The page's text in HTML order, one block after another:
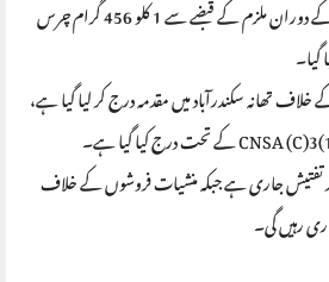
کے طور پر ہوئی ہے۔ کارروائی کے دوران ملزم کے قبضے سے 1 کلو 456 گرام چرس
تھانہ سکندرآباد میں مقدمہ درج کر لیا گیا ہے،
تفتیش جاری ہے جبکہ منشیات فروشوں کے خلاف
رہیں گی۔